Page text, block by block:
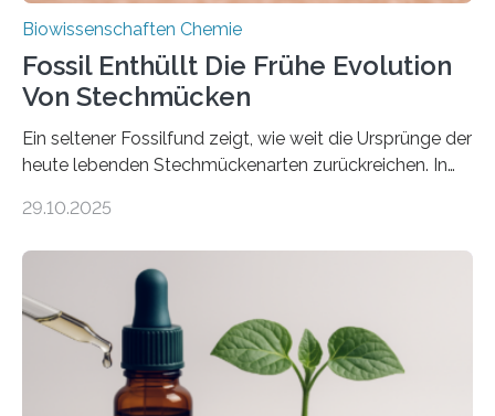
Biowissenschaften Chemie
Fossil Enthüllt Die Frühe Evolution
Von Stechmücken
Ein seltener Fossilfund zeigt, wie weit die Ursprünge der
heute lebenden Stechmückenarten zurückreichen. In
Forschende die bisher älteste bekannte Stechmücken-
Region Kachin in Myanmar und hat sich in
ausgezeichnetem Zustand erhalten. Es konnte als neue
Art einer neuen Gattung beschrieben werden und trägt
nun den Namen Cretosabethes primaevus. Dieser erste
fossile Nachweis einer Stechmückenlarve in Bernstein
stellt gleichzeitig den ersten Fossilfund einer
29.10.2025